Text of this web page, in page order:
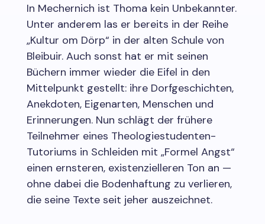
In Mechernich ist Thoma kein Unbekannter.
Unter anderem las er bereits in der Reihe
„Kultur om Dörp“ in der alten Schule von
Bleibuir. Auch sonst hat er mit seinen
Büchern immer wieder die Eifel in den
Mittelpunkt gestellt: ihre Dorfgeschichten,
Anekdoten, Eigenarten, Menschen und
Erinnerungen. Nun schlägt der frühere
Teilnehmer eines Theologiestudenten-
Tutoriums in Schleiden mit „Formel Angst“
einen ernsteren, existenzielleren Ton an —
ohne dabei die Bodenhaftung zu verlieren,
die seine Texte seit jeher auszeichnet.